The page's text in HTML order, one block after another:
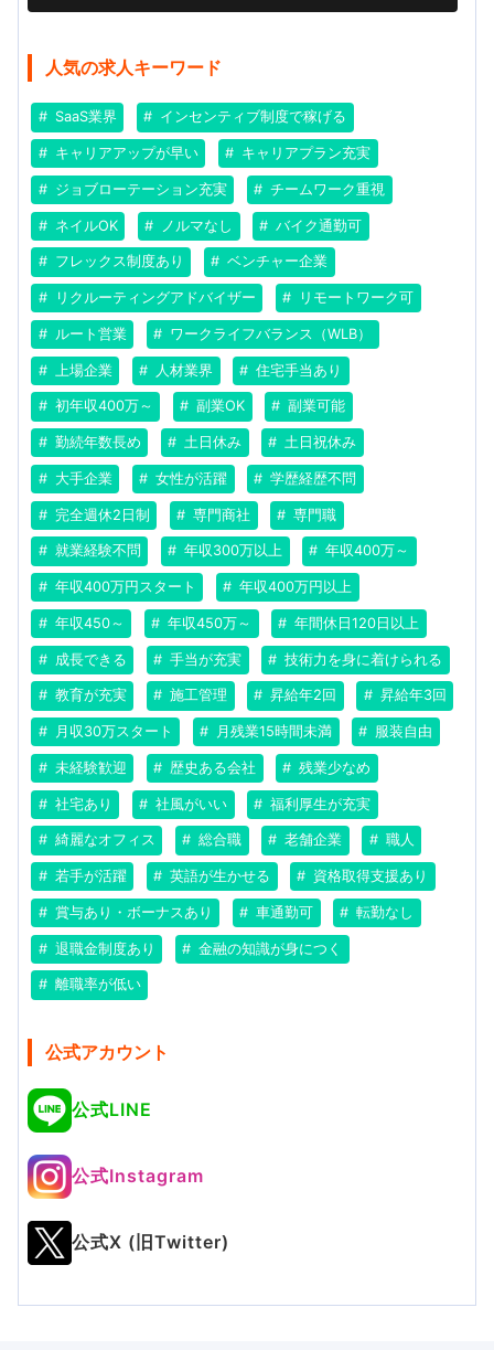
人気の求人キーワード
SaaS業界 インセンティブ制度で稼げる
キャリアアップが早い キャリアプラン充実
ジョブローテーション充実 チームワーク重視
ネイルOK ノルマなし バイク通勤可
フレックス制度あり ベンチャー企業
リクルーティングアドバイザー リモートワーク可
ルート営業 ワークライフバランス（WLB）
上場企業 人材業界 住宅手当あり
初年収400万～ 副業OK 副業可能
勤続年数長め 土日休み 土日祝休み
大手企業 女性が活躍 学歴経歴不問
完全週休2日制 専門商社 専門職
就業経験不問 年収300万以上 年収400万～
年収400万円スタート 年収400万円以上
年収450～ 年収450万～ 年間休日120日以上
成長できる 手当が充実 技術力を身に着けられる
教育が充実 施工管理 昇給年2回 昇給年3回
月収30万スタート 月残業15時間未満 服装自由
未経験歓迎 歴史ある会社 残業少なめ
社宅あり 社風がいい 福利厚生が充実
綺麗なオフィス 総合職 老舗企業 職人
若手が活躍 英語が生かせる 資格取得支援あり
賞与あり・ボーナスあり 車通勤可 転勤なし
退職金制度あり 金融の知識が身につく
離職率が低い
公式アカウント
公式LINE
公式Instagram
公式X (旧Twitter)